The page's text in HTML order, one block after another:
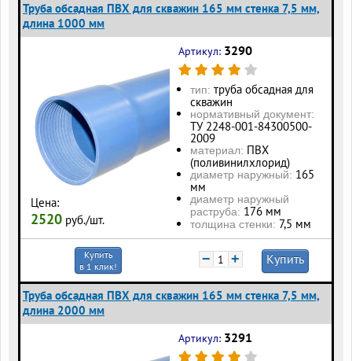
Труба обсадная ПВХ для скважин 165 мм стенка 7,5 мм,
длина 1000 мм
Цена:
2520 руб./шт.
Артикул: 3290
тип: труба обсадная для
скважин
нормативный документ:
ТУ 2248-001-84300500-
2009
материал: ПВХ
(поливинилхлорид)
диаметр наружный: 165
мм
диаметр наружный
раструба: 176 мм
толщина стенки: 7,5 мм
Купить
в 1 клик!
− + Купить
Труба обсадная ПВХ для скважин 165 мм стенка 7,5 мм,
длина 2000 мм
Артикул: 3291